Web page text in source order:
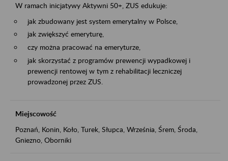
W ramach inicjatywy Aktywni 50+, ZUS edukuje:
jak zbudowany jest system emerytalny w Polsce,
jak zwiększyć emeryturę,
czy można pracować na emeryturze,
jak skorzystać z programów prewencji wypadkowej i
prewencji rentowej w tym z rehabilitacji leczniczej
prowadzonej przez ZUS.
Miejscowość
Poznań, Konin, Koło, Turek, Słupca, Września, Śrem, Środa,
Gniezno, Oborniki